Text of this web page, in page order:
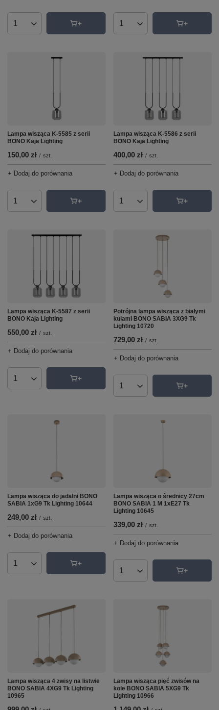
Ilość produktów Ilość produktów
Lampa wisząca K-5585 z serii
BONO Kaja Lighting
150,00 zł / szt.
+ Dodaj do porównania
Ilość produktów
Lampa wisząca K-5586 z serii
BONO Kaja Lighting
400,00 zł / szt.
+ Dodaj do porównania
Ilość produktów
Lampa wisząca K-5587 z serii
BONO Kaja Lighting
550,00 zł / szt.
+ Dodaj do porównania
Ilość produktów
Potrójna lampa wisząca z białymi
kulami BONO SABIA 3XG9 Tk
Lighting 10720
729,00 zł / szt.
+ Dodaj do porównania
Ilość produktów
Lampa wisząca do jadalni BONO
SABIA 1xG9 Tk Lighting 10644
249,00 zł / szt.
+ Dodaj do porównania
Ilość produktów
Lampa wisząca o średnicy 27cm
BONO SABIA 1 M 1xE27 Tk
Lighting 10645
339,00 zł / szt.
+ Dodaj do porównania
Ilość produktów
Lampa wisząca 4 zwisy na listwie
BONO SABIA 4XG9 Tk Lighting
10965
Lampa wisząca pięć zwisów na
kole BONO SABIA 5XG9 Tk
Lighting 10966